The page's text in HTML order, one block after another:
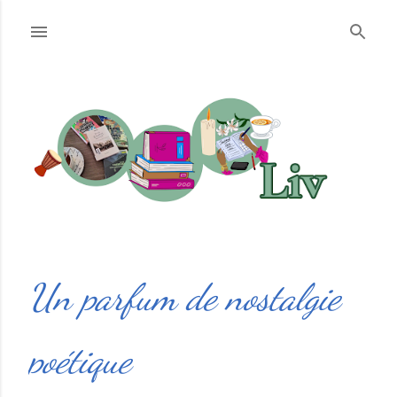
Un parfum de nostalgie
poétique